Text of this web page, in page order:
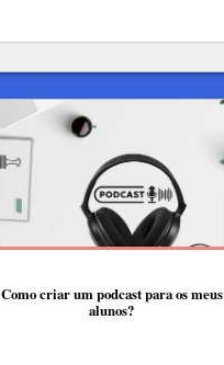
Como criar um podcast para os meus
alunos?